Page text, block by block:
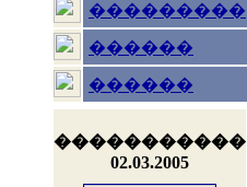
���������
������
������
�����������
02.03.2005